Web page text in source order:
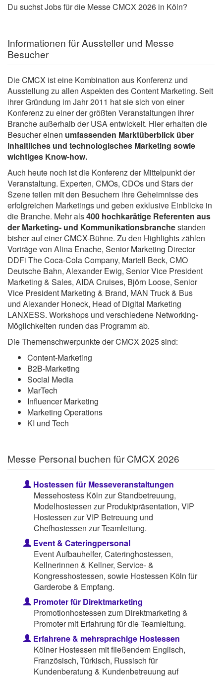
Du suchst Jobs für die Messe CMCX 2026 in Köln?
Informationen für Aussteller und Messe
Besucher
Die CMCX ist eine Kombination aus Konferenz und
Ausstellung zu allen Aspekten des Content Marketing. Seit
ihrer Gründung im Jahr 2011 hat sie sich von einer
Konferenz zu einer der größten Veranstaltungen ihrer
Branche außerhalb der USA entwickelt. Hier erhalten die
Besucher einen umfassenden Marktüberblick über
inhaltliches und technologisches Marketing sowie
wichtiges Know-how.
Auch heute noch ist die Konferenz der Mittelpunkt der
Veranstaltung. Experten, CMOs, CDOs und Stars der
Szene teilen mit den Besuchern ihre Geheimnisse des
erfolgreichen Marketings und geben exklusive Einblicke in
die Branche. Mehr als400 hochkarätige Referenten aus
der Marketing- und Kommunikationsbranchestanden
bisher auf einer CMCX-Bühne. Zu den Highlights zählen
Vorträge von Alina Enache, Senior Marketing Director
DDFi The Coca-Cola Company, Martell Beck, CMO
Deutsche Bahn, Alexander Ewig, Senior Vice President
Marketing & Sales, AIDA Cruises, Björn Loose, Senior
Vice President Marketing & Brand, MAN Truck & Bus
und Alexander Honeck, Head of Digital Marketing
LANXESS. Workshops und verschiedene Networking-
Möglichkeiten runden das Programm ab.
Die Themenschwerpunkte der CMCX 2025 sind:
Content-Marketing
B2B-Marketing
Social Media
MarTech
Influencer Marketing
Marketing Operations
KI und Tech
Messe Personal buchen für CMCX 2026
Hostessen für Messeveranstaltungen
Messehostess Köln zur Standbetreuung,
Modelhostessen zur Produktpräsentation, VIP
Hostessen zur VIP Betreuung und
Chefhostessen zur Teamleitung.
Event & Cateringpersonal
Event Aufbauhelfer, Cateringhostessen,
Kellnerinnen & Kellner, Service- &
Kongresshostessen, sowie Hostessen Köln für
Garderobe & Empfang.
Promoter für Direktmarketing
Promotionhostessen zum Direktmarketing &
Promoter mit Erfahrung für die Teamleitung.
Erfahrene & mehrsprachige Hostessen
Kölner Hostessen mit fließendem Englisch,
Französisch, Türkisch, Russisch für
Kundenberatung & Kundenbetreuung auf